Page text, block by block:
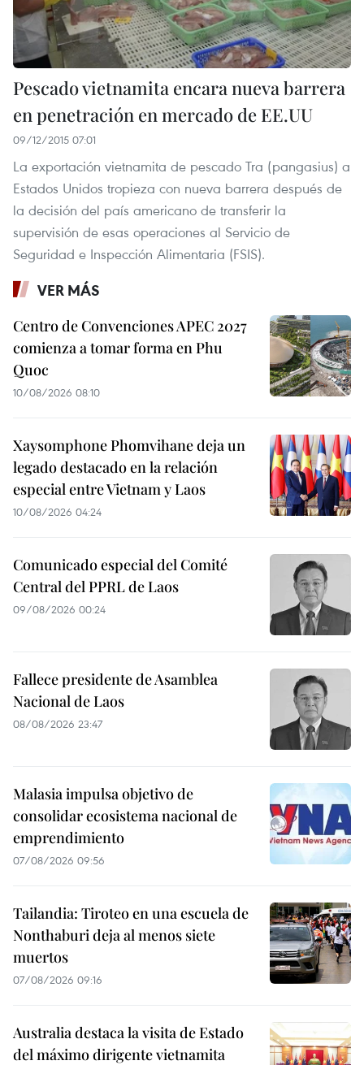
Pescado vietnamita encara nueva barrera
en penetración en mercado de EE.UU
09/12/2015 07:01
La exportación vietnamita de pescado Tra (pangasius) a
Estados Unidos tropieza con nueva barrera después de
la decisión del país americano de transferir la
supervisión de esas operaciones al Servicio de
Seguridad e Inspección Alimentaria (FSIS).
VER MÁS
Centro de Convenciones APEC 2027
comienza a tomar forma en Phu
Quoc
10/08/2026 08:10
Xaysomphone Phomvihane deja un
legado destacado en la relación
especial entre Vietnam y Laos
10/08/2026 04:24
Comunicado especial del Comité
Central del PPRL de Laos
09/08/2026 00:24
Fallece presidente de Asamblea
Nacional de Laos
08/08/2026 23:47
Malasia impulsa objetivo de
consolidar ecosistema nacional de
emprendimiento
07/08/2026 09:56
Tailandia: Tiroteo en una escuela de
Nonthaburi deja al menos siete
muertos
07/08/2026 09:16
Australia destaca la visita de Estado
del máximo dirigente vietnamita